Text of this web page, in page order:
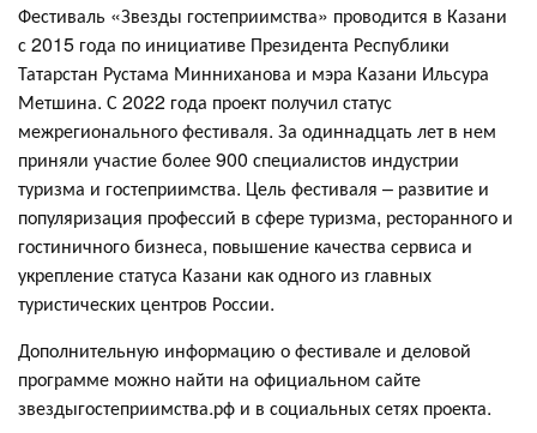
Фестиваль «Звезды гостеприимства» проводится в Казани
с 2015 года по инициативе Президента Республики
Татарстан Рустама Минниханова и мэра Казани Ильсура
Метшина. С 2022 года проект получил статус
межрегионального фестиваля. За одиннадцать лет в нем
приняли участие более 900 специалистов индустрии
туризма и гостеприимства. Цель фестиваля – развитие и
популяризация профессий в сфере туризма, ресторанного и
гостиничного бизнеса, повышение качества сервиса и
укрепление статуса Казани как одного из главных
туристических центров России.
Дополнительную информацию о фестивале и деловой
программе можно найти на официальном сайте
звездыгостеприимства.рф и в социальных сетях проекта.